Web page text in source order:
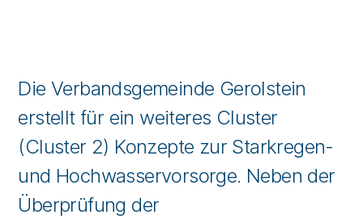
Die Verbandsgemeinde Gerolstein
erstellt für ein weiteres Cluster
(Cluster 2) Konzepte zur Starkregen-
und Hochwasservorsorge. Neben der
Überprüfung der